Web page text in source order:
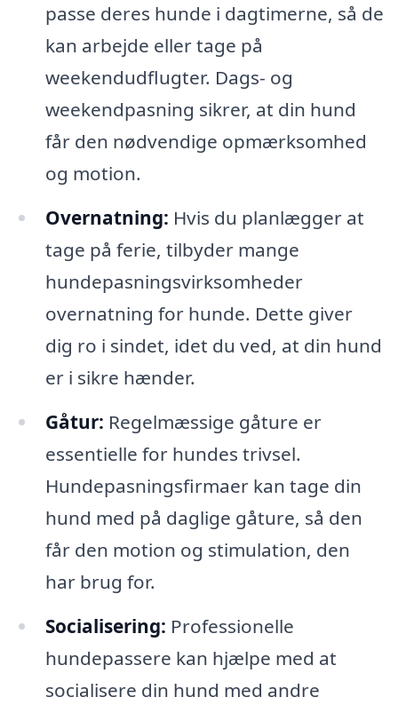
passe deres hunde i dagtimerne, så de
kan arbejde eller tage på
weekendudflugter. Dags- og
weekendpasning sikrer, at din hund
får den nødvendige opmærksomhed
og motion.
Overnatning: Hvis du planlægger at
tage på ferie, tilbyder mange
hundepasningsvirksomheder
overnatning for hunde. Dette giver
dig ro i sindet, idet du ved, at din hund
er i sikre hænder.
Gåtur: Regelmæssige gåture er
essentielle for hundes trivsel.
Hundepasningsfirmaer kan tage din
hund med på daglige gåture, så den
får den motion og stimulation, den
har brug for.
Socialisering: Professionelle
hundepassere kan hjælpe med at
socialisere din hund med andre